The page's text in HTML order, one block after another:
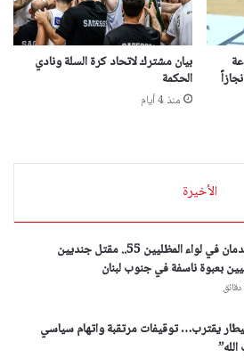
بيان مشترك لاتحاد كرة السلة ونادي
الحكمة
منذ 4 أيام
الأخيرة
كانا يخدمان في لواء المظليين 55.. مقتل جنديين
بعبوة ناسفة في جنوب لبنان
يقترب… توقيفات مرتقبة واتهام سياسي